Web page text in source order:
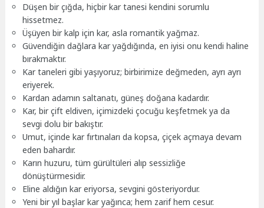
Düşen bir çığda, hiçbir kar tanesi kendini sorumlu
hissetmez.
Üşüyen bir kalp için kar, asla romantik yağmaz.
Güvendiğin dağlara kar yağdığında, en iyisi onu kendi haline
bırakmaktır.
Kar taneleri gibi yaşıyoruz; birbirimize değmeden, ayrı ayrı
eriyerek.
Kardan adamın saltanatı, güneş doğana kadardır.
Kar, bir çift eldiven, içimizdeki çocuğu keşfetmek ya da
sevgi dolu bir bakıştır.
Umut, içinde kar fırtınaları da kopsa, çiçek açmaya devam
eden bahardır.
Karın huzuru, tüm gürültüleri alıp sessizliğe
dönüştürmesidir.
Eline aldığın kar eriyorsa, sevgini gösteriyordur.
Yeni bir yıl başlar kar yağınca; hem zarif hem cesur.